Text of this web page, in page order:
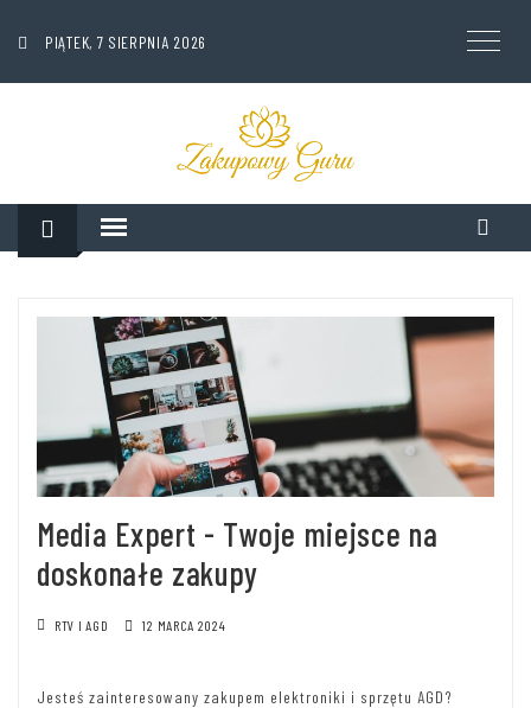
PIĄTEK, 7 SIERPNIA 2026
Media Expert - Twoje miejsce na
doskonałe zakupy
RTV I AGD 12 MARCA 2024
Jesteś zainteresowany zakupem elektroniki i sprzętu AGD?